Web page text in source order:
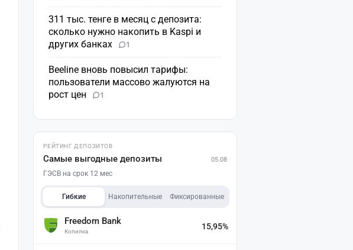
311 тыс. тенге в месяц с депозита:
сколько нужно накопить в Kaspi и
других банках
1
Beeline вновь повысил тарифы:
пользователи массово жалуются на
рост цен
1
РЕЙТИНГ ДЕПОЗИТОВ
Самые выгодные депозиты 05.08
ГЭСВ на срок 12 мес
Гибкие Накопительные Фиксированные
Freedom Bank
Копилка
15,95%